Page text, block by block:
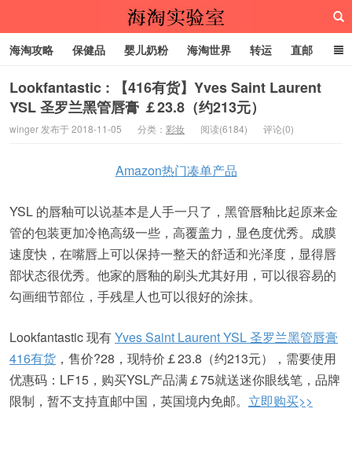
海淘实验室
海淘攻略 保健品 婴儿奶粉 海淘世界 转运 直邮
代购服务
Lookfantastic : 【416有货】Yves Saint Laurent
YSL 圣罗兰黑管唇膏 ￡23.8（约213元）
winger 发布于 2018-11-05 分类： 彩妆 阅读(6184) 评论(0)
Amazon热门凑单产品
YSL 的唇釉可以说基本是人手一只了，黑管唇釉比起原来金
管的包装更加冷艳高级一些，高覆盖力，显色度优秀。成膜
速度快，在嘴唇上可以保持一整天的舒适和光泽度，显得唇
部状态很优秀。他家的唇釉的刷头尤其好用，可以很容易的
勾画细节部位，手残星人也可以很好的涂抹。
Lookfantastic 现有Yves Saint Laurent YSL 圣罗兰黑管唇膏
416有货 ，售价?28，现特价￡23.8（约213元），需要使用
优惠码：LF15，购买YSL产品满￡75就送迷你眼线笔，品牌
限制，暂不支持直邮中国，英国境内免邮。 立即购买>>